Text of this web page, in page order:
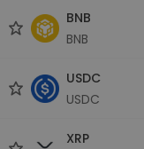
BNB
BNB
USDC
USDC
XRP